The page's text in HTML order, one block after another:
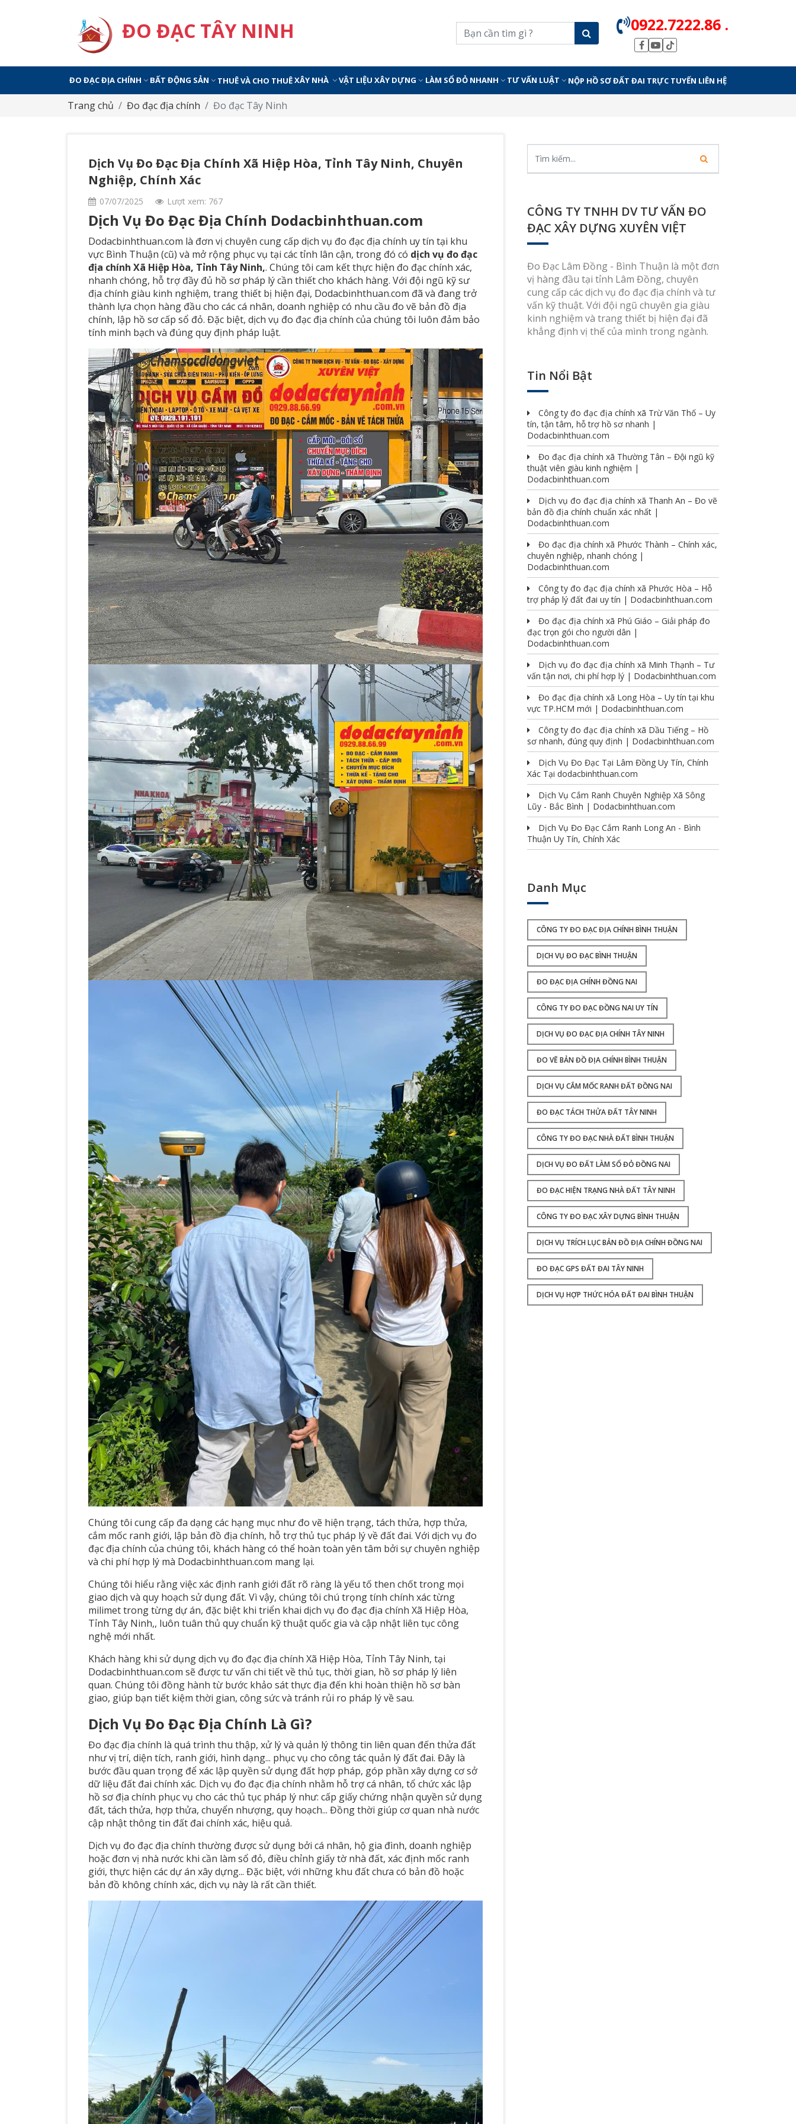
ĐO ĐẠC TÂY NINH 0922.7222.86 .
ĐO ĐẠC ĐỊA CHÍNH BẤT ĐỘNG SẢN THUÊ VÀ CHO THUÊXÂY NHÀ VẬT LIỆU XÂY DỰNG LÀM SỔ ĐỎ NHANH TƯ VẤN LUẬT NỘP HỒ SƠ ĐẤT ĐAI TRỰC TUYẾN LIÊN HỆ
Trang chủ Đo đạc địa chính Đo đạc Tây Ninh
Dịch Vụ Đo Đạc Địa Chính Xã Hiệp Hòa, Tỉnh Tây Ninh, Chuyên
Nghiệp, Chính Xác
07/07/2025 Lượt xem: 767
Dịch Vụ Đo Đạc Địa Chính Dodacbinhthuan.com
Dodacbinhthuan.com là đơn vị chuyên cung cấp dịch vụ đo đạc địa chính uy tín tại khu
vực Bình Thuận (cũ) và mở rộng phục vụ tại các tỉnh lân cận, trong đó có dịch vụ đo đạc
địa chính Xã Hiệp Hòa, Tỉnh Tây Ninh,. Chúng tôi cam kết thực hiện đo đạc chính xác,
nhanh chóng, hỗ trợ đầy đủ hồ sơ pháp lý cần thiết cho khách hàng. Với đội ngũ kỹ sư
địa chính giàu kinh nghiệm, trang thiết bị hiện đại, Dodacbinhthuan.com đã và đang trở
thành lựa chọn hàng đầu cho các cá nhân, doanh nghiệp có nhu cầu đo vẽ bản đồ địa
chính, lập hồ sơ cấp sổ đỏ. Đặc biệt, dịch vụ đo đạc địa chính của chúng tôi luôn đảm bảo
tính minh bạch và đúng quy định pháp luật.
Chúng tôi cung cấp đa dạng các hạng mục như đo vẽ hiện trạng, tách thửa, hợp thửa,
cắm mốc ranh giới, lập bản đồ địa chính, hỗ trợ thủ tục pháp lý về đất đai. Với dịch vụ đo
đạc địa chính của chúng tôi, khách hàng có thể hoàn toàn yên tâm bởi sự chuyên nghiệp
và chi phí hợp lý mà Dodacbinhthuan.com mang lại.
Chúng tôi hiểu rằng việc xác định ranh giới đất rõ ràng là yếu tố then chốt trong mọi
giao dịch và quy hoạch sử dụng đất. Vì vậy, chúng tôi chú trọng tính chính xác từng
milimet trong từng dự án, đặc biệt khi triển khai dịch vụ đo đạc địa chính Xã Hiệp Hòa,
Tỉnh Tây Ninh,, luôn tuân thủ quy chuẩn kỹ thuật quốc gia và cập nhật liên tục công
nghệ mới nhất.
Khách hàng khi sử dụng dịch vụ đo đạc địa chính Xã Hiệp Hòa, Tỉnh Tây Ninh, tại
Dodacbinhthuan.com sẽ được tư vấn chi tiết về thủ tục, thời gian, hồ sơ pháp lý liên
quan. Chúng tôi đồng hành từ bước khảo sát thực địa đến khi hoàn thiện hồ sơ bàn
giao, giúp bạn tiết kiệm thời gian, công sức và tránh rủi ro pháp lý về sau.
Dịch Vụ Đo Đạc Địa Chính Là Gì?
Đo đạc địa chính là quá trình thu thập, xử lý và quản lý thông tin liên quan đến thửa đất
như vị trí, diện tích, ranh giới, hình dạng... phục vụ cho công tác quản lý đất đai. Đây là
bước đầu quan trọng để xác lập quyền sử dụng đất hợp pháp, góp phần xây dựng cơ sở
dữ liệu đất đai chính xác. Dịch vụ đo đạc địa chính nhằm hỗ trợ cá nhân, tổ chức xác lập
hồ sơ địa chính phục vụ cho các thủ tục pháp lý như: cấp giấy chứng nhận quyền sử dụng
đất, tách thửa, hợp thửa, chuyển nhượng, quy hoạch... Đồng thời giúp cơ quan nhà nước
cập nhật thông tin đất đai chính xác, hiệu quả.
Dịch vụ đo đạc địa chính thường được sử dụng bởi cá nhân, hộ gia đình, doanh nghiệp
hoặc đơn vị nhà nước khi cần làm sổ đỏ, điều chỉnh giấy tờ nhà đất, xác định mốc ranh
giới, thực hiện các dự án xây dựng... Đặc biệt, với những khu đất chưa có bản đồ hoặc
bản đồ không chính xác, dịch vụ này là rất cần thiết.
CÔNG TY TNHH DV TƯ VẤN ĐO
ĐẠC XÂY DỰNG XUYÊN VIỆT
Đo Đạc Lâm Đồng - Bình Thuận là một đơn
vị hàng đầu tại tỉnh Lâm Đồng, chuyên
cung cấp các dịch vụ đo đạc địa chính và tư
vấn kỹ thuật. Với đội ngũ chuyên gia giàu
kinh nghiệm và trang thiết bị hiện đại đã
khẳng định vị thế của mình trong ngành.
Tin Nổi Bật
Công ty đo đạc địa chính xã Trừ Văn Thố – Uy
tín, tận tâm, hỗ trợ hồ sơ nhanh |
Dodacbinhthuan.com
Đo đạc địa chính xã Thường Tân – Đội ngũ kỹ
thuật viên giàu kinh nghiệm |
Dodacbinhthuan.com
Dịch vụ đo đạc địa chính xã Thanh An – Đo vẽ
bản đồ địa chính chuẩn xác nhất |
Dodacbinhthuan.com
Đo đạc địa chính xã Phước Thành – Chính xác,
chuyên nghiệp, nhanh chóng |
Dodacbinhthuan.com
Công ty đo đạc địa chính xã Phước Hòa – Hỗ
trợ pháp lý đất đai uy tín | Dodacbinhthuan.com
Đo đạc địa chính xã Phú Giáo – Giải pháp đo
đạc trọn gói cho người dân |
Dodacbinhthuan.com
Dịch vụ đo đạc địa chính xã Minh Thạnh – Tư
vấn tận nơi, chi phí hợp lý | Dodacbinhthuan.com
Đo đạc địa chính xã Long Hòa – Uy tín tại khu
vực TP.HCM mới | Dodacbinhthuan.com
Công ty đo đạc địa chính xã Dầu Tiếng – Hồ
sơ nhanh, đúng quy định | Dodacbinhthuan.com
Dịch Vụ Đo Đạc Tại Lâm Đồng Uy Tín, Chính
Xác Tại dodacbinhthuan.com
Dịch Vụ Cắm Ranh Chuyên Nghiệp Xã Sông
Lũy - Bắc Bình | Dodacbinhthuan.com
Dịch Vụ Đo Đạc Cắm Ranh Long An - Bình
Thuận Uy Tín, Chính Xác
Danh Mục
CÔNG TY ĐO ĐẠC ĐỊA CHÍNH BÌNH THUẬN
DỊCH VỤ ĐO ĐẠC BÌNH THUẬN
ĐO ĐẠC ĐỊA CHÍNH ĐỒNG NAI
CÔNG TY ĐO ĐẠC ĐỒNG NAI UY TÍN
DỊCH VỤ ĐO ĐẠC ĐỊA CHÍNH TÂY NINH
ĐO VẼ BẢN ĐỒ ĐỊA CHÍNH BÌNH THUẬN
DỊCH VỤ CẮM MỐC RANH ĐẤT ĐỒNG NAI
ĐO ĐẠC TÁCH THỬA ĐẤT TÂY NINH
CÔNG TY ĐO ĐẠC NHÀ ĐẤT BÌNH THUẬN
DỊCH VỤ ĐO ĐẤT LÀM SỔ ĐỎ ĐỒNG NAI
ĐO ĐẠC HIỆN TRẠNG NHÀ ĐẤT TÂY NINH
CÔNG TY ĐO ĐẠC XÂY DỰNG BÌNH THUẬN
DỊCH VỤ TRÍCH LỤC BẢN ĐỒ ĐỊA CHÍNH ĐỒNG NAI
ĐO ĐẠC GPS ĐẤT ĐAI TÂY NINH
DỊCH VỤ HỢP THỨC HÓA ĐẤT ĐAI BÌNH THUẬN